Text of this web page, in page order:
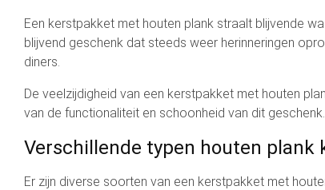
Een kerstpakket met houten plank straalt blijvende
blijvend geschenk dat steeds weer herinneringen
diners.
De veelzijdigheid van een kerstpakket met houten
van de functionaliteit en schoonheid van dit
Verschillende typen houten plank
Er zijn diverse soorten van een kerstpakket met